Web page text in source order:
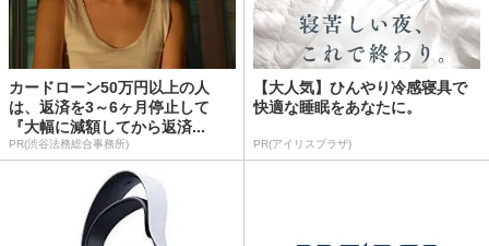
カードローン50万円以上の人
は、返済を3～6ヶ月停止して
『大幅に減額してから返済...
PR(渋谷法務総合事務所)
【大人気】ひんやり冷感寝具で
快適な睡眠をあなたに。
PR(アイリスプラザ)